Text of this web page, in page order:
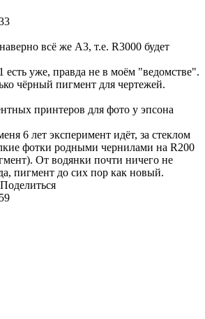
всё же А3, т.е. R3000 будет
уже, правда не в моём "ведомстве".
чёрный пигмент для чертежей.
принтеров для фото у эпсона
6 лет эксперимент идёт, за стеклом
фотки родными чернилами на R200
От водянки почти ничего не
пигмент до сих пор как новый.
Поделиться